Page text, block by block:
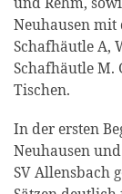
Neuhausen mit
Schafhäutle A,
Schafhäutle M.
Tischen.
In der ersten
Neuhausen
SV Allensbach